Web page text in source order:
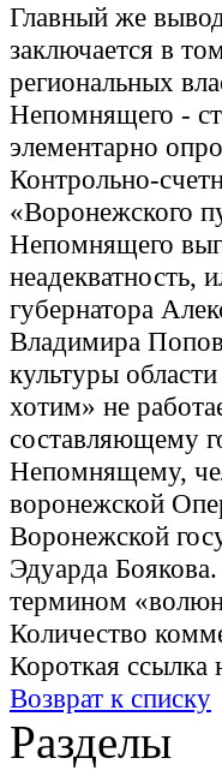
Главный же
заключается в
региональных
Непомнящего -
элементарно
Контрольно-
«Воронежского
Непомнящего
неадекватность,
губернатора
Владимира
культуры
хотим» не
составляющему
Непомнящему,
воронежской
Воронежской
Эдуарда
термином
Количество
Короткая ссылка
Возврат к списку
Разделы